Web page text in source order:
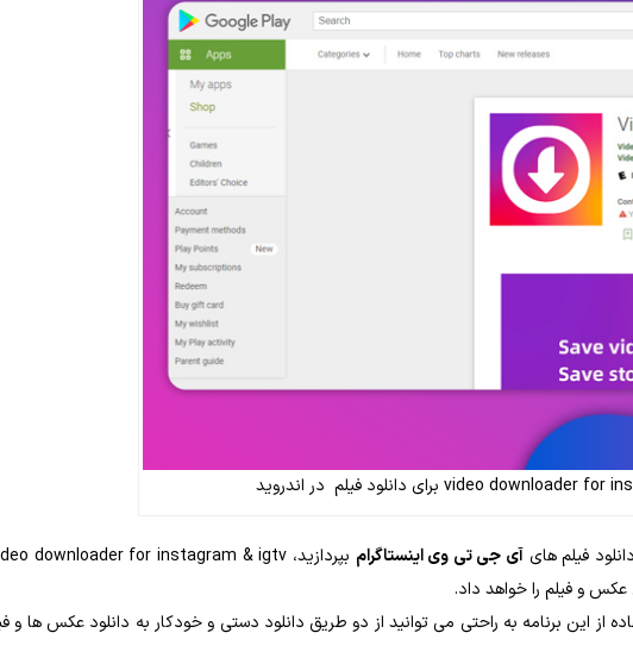
فیلم‌ های آی جی تی ‌وی اینستاگرام
و فیلم را خواهد داد.
از این برنامه به ‌راحتی می ‌توانید از دو طریق دانلود دستی و خودکار به دانلود عکس‌ ها و